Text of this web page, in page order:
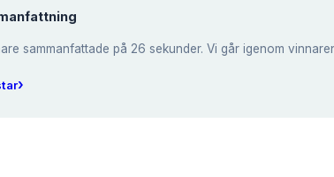
sammanfattade på 26 sekunder. Vi går igenom
›